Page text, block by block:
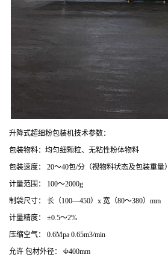
升降式超细粉包装机技术参数：
包装物料：均匀细颗粒、无粘性粉体物料
包装速度：
20～40包/分（视物料状态及包装重量）
计量范围：
100～2000g
制袋尺寸： 长（100—450） x 宽（80～380） mm
计量精度：
±0.5～2%
压缩空气：
0.6Mpa 0.65m3/min
允许 包材外径：
Φ400mm